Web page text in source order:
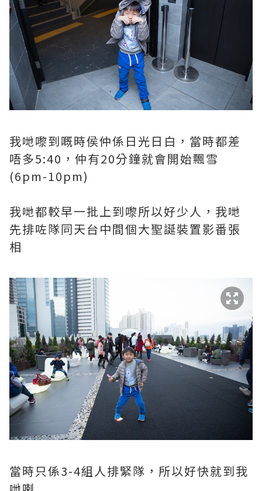
我哋嚟到嘅時侯仲係日光日白，當時都差
唔多5:40，仲有20分鐘就會開始飄雪
(6pm-10pm)
我哋都較早一批上到嚟所以好少人，我哋
先排咗隊同天台中間個大聖誕裝置影番張
相
當時只係3-4組人排緊隊，所以好快就到我